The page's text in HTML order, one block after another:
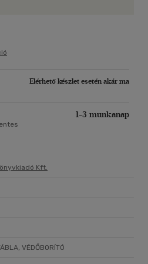
szerint egy szó sem igaz
Elérhető készlet esetén akár ma
1-3 munkanap
Kft.
VÉDŐBORÍTÓ